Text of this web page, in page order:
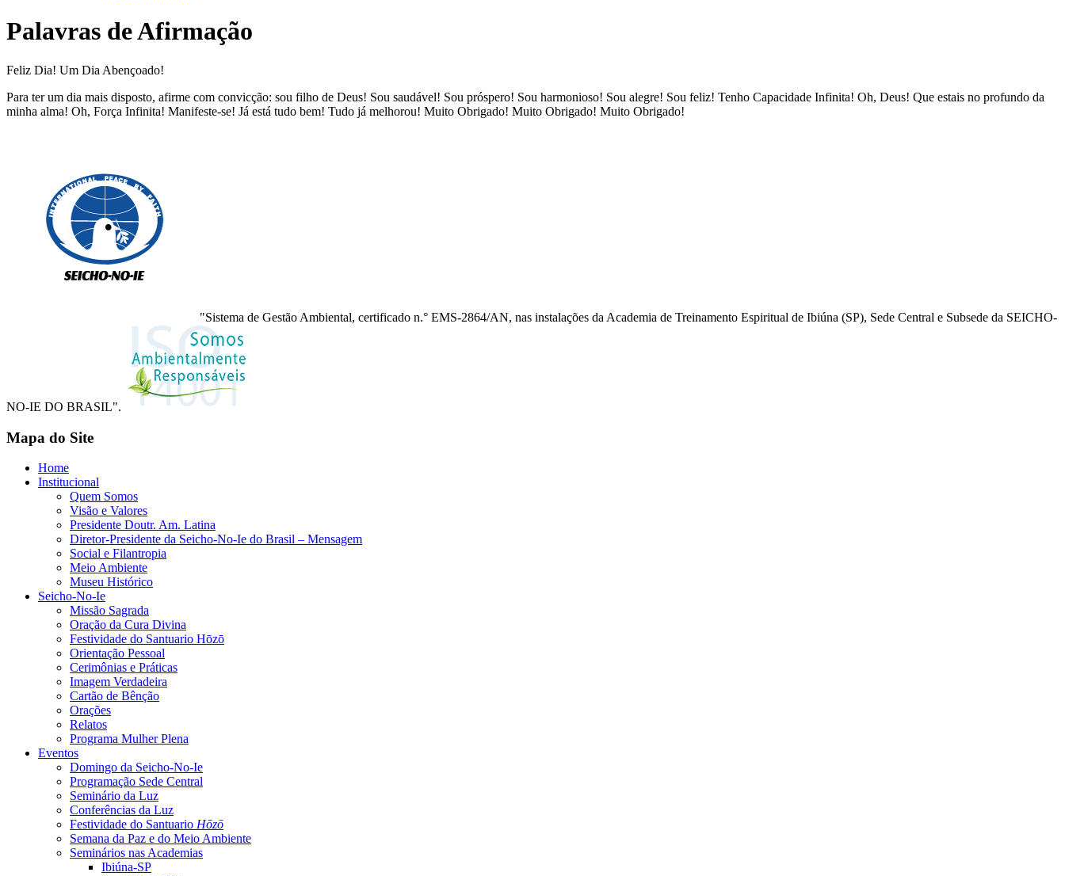
Palavras de Afirmação
Feliz Dia! Um Dia Abençoado!
Para ter um dia mais disposto, afirme com convicção: sou filho de Deus! Sou saudável! Sou próspero! Sou harmonioso! Sou alegre! Sou feliz! Tenho Capacidade Infinita! Oh, Deus! Que estais no profundo da
minha alma! Oh, Força Infinita! Manifeste-se! Já está tudo bem! Tudo já melhorou! Muito Obrigado! Muito Obrigado! Muito Obrigado!
"Sistema de Gestão Ambiental, certificado n.° EMS-2864/AN, nas instalações da Academia de Treinamento Espiritual de Ibiúna (SP), Sede Central e Subsede da SEICHO-
NO-IE DO BRASIL".
Mapa do Site
Home
Institucional
Quem Somos
Visão e Valores
Presidente Doutr. Am. Latina
Diretor-Presidente da Seicho-No-Ie do Brasil – Mensagem
Social e Filantropia
Meio Ambiente
Museu Histórico
Seicho-No-Ie
Missão Sagrada
Oração da Cura Divina
Festividade do Santuario Hōzō
Orientação Pessoal
Cerimônias e Práticas
Imagem Verdadeira
Cartão de Bênção
Orações
Relatos
Programa Mulher Plena
Eventos
Domingo da Seicho-No-Ie
Programação Sede Central
Seminário da Luz
Conferências da Luz
Festividade do Santuario Hōzō
Semana da Paz e do Meio Ambiente
Seminários nas Academias
Ibiúna-SP